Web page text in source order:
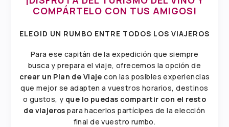
COMPÁRTELO CON TUS AMIGOS!
ELEGID UN RUMBO ENTRE TODOS LOS VIAJEROS
Para ese capitán de la expedición que siempre
busca y prepara el viaje, ofrecemos la opción de
crear un Plan de Viaje con las posibles experiencias
que mejor se adapten a vuestros horarios, destinos
o gustos, y que lo puedas compartir con el resto
de viajeros para hacerlos partícipes de la elección
final de vuestro rumbo.